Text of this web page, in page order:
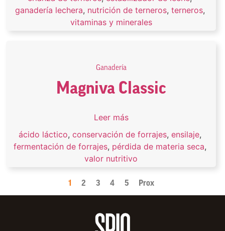
ganadería lechera, nutrición de terneros, terneros,
vitaminas y minerales
Ganadería
Magniva Classic
Leer más
ácido láctico, conservación de forrajes, ensilaje,
fermentación de forrajes, pérdida de materia seca,
valor nutritivo
1 2 3 4 5 Prox